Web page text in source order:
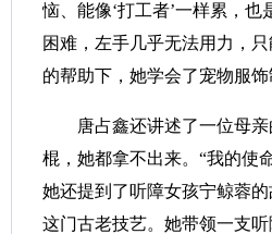
恼、能像‘打工者’一样累，
困难，左手几乎无法用力，
的帮助下，她学会了宠物服
唐占鑫还讲述了一位母亲
棍，她都拿不出来。“我的使
她还提到了听障女孩宁鲸蓉
这门古老技艺。她带领一支